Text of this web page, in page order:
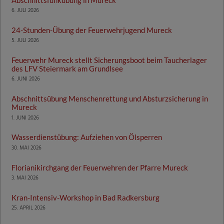
6. JULI 2026
24-Stunden-Übung der Feuerwehrjugend Mureck
5. JULI 2026
Feuerwehr Mureck stellt Sicherungsboot beim Taucherlager
des LFV Steiermark am Grundlsee
6. JUNI 2026
Abschnittsübung Menschenrettung und Absturzsicherung in
Mureck
1. JUNI 2026
Wasserdienstübung: Aufziehen von Ölsperren
30. MAI 2026
Florianikirchgang der Feuerwehren der Pfarre Mureck
3. MAI 2026
Kran-Intensiv-Workshop in Bad Radkersburg
25. APRIL 2026